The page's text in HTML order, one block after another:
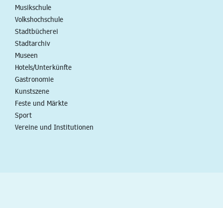
Musikschule
Volkshochschule
Stadtbücherei
Stadtarchiv
Museen
Hotels/Unterkünfte
Gastronomie
Kunstszene
Feste und Märkte
Sport
Vereine und Institutionen